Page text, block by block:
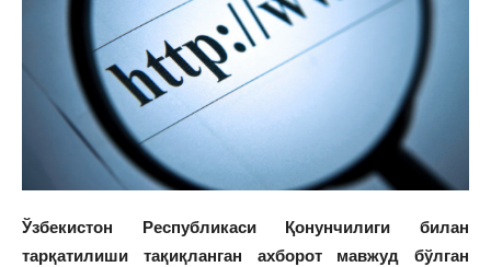
Ўзбекистон Республикаси Қонунчилиги билан
тарқатилиши тақиқланган ахборот мавжуд бўлган